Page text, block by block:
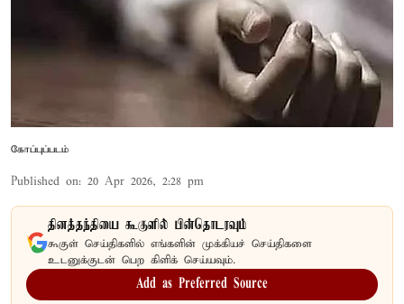
கோப்புப்படம்
Published on: 20 Apr 2026, 2:28 pm
தினத்தந்தியை கூகுளில் பின்தொடரவும்
கூகுள் செய்திகளில் எங்களின் முக்கியச் செய்திகளை
உடனுக்குடன் பெற கிளிக் செய்யவும்.
Add as Preferred Source